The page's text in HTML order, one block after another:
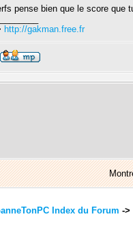
pense bien que le score que
http://gakman.free.fr
Index du Forum ->